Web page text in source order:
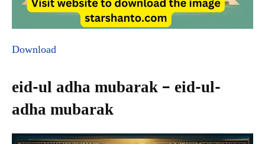
Download
eid-ul adha mubarak – eid-ul-
adha mubarak